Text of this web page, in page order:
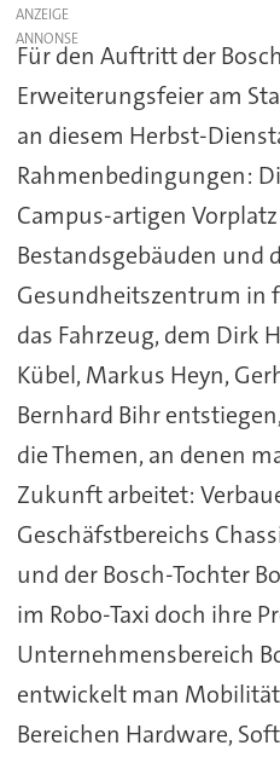
ANZEIGE
Für den Auftritt der
Erweiterungsfeier am
an diesem Herbst-
Rahmenbedingungen:
Campus-artigen
Bestandsgebäuden und
Gesundheitszentrum in
das Fahrzeug, dem Dirk
Kübel, Markus Heyn,
Bernhard Bihr
die Themen, an denen
Zukunft arbeitet:
Geschäfstbereichs
und der Bosch-Tochter
im Robo-Taxi doch ihre
Unternehmensbereich
entwickelt man
Bereichen Hardware,